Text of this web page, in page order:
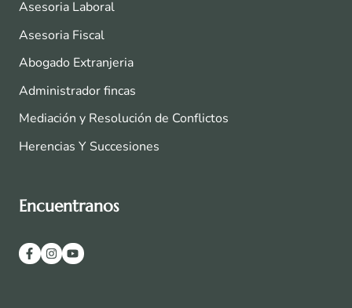
Asesoria Laboral
Asesoria Fiscal
Abogado Extranjeria
Administrador fincas
Mediación y Resolución de Conflictos
Herencias Y Succesiones
Encuentranos